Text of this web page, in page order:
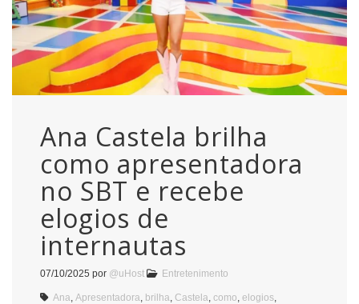
Ana Castela brilha
como apresentadora
no SBT e recebe
elogios de
internautas
07/10/2025 por @uHost Entretenimento
Ana Apresentadora brilha Castela como elogios